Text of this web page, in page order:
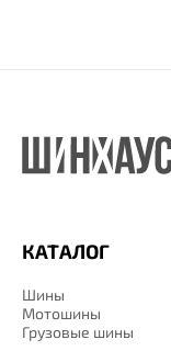
КАТАЛОГ
Шины
Мотошины
Грузовые шины